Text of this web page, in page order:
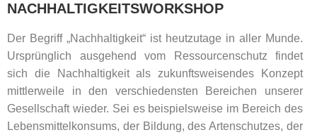
NACHHALTIGKEITSWORKSHOP
Der Begriff „Nachhaltigkeit“ ist heutzutage in aller Munde.
Ursprünglich ausgehend vom Ressourcenschutz findet
sich die Nachhaltigkeit als zukunftsweisendes Konzept
mittlerweile in den verschiedensten Bereichen unserer
Gesellschaft wieder. Sei es beispielsweise im Bereich des
Lebensmittelkonsums, der Bildung, des Artenschutzes, der